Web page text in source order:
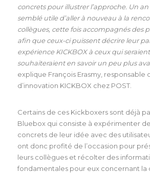
concrets pour illustrer l’approche. Un an
semblé utile d’aller à nouveau à la
collègues, cette fois accompagnés des
afin que ceux-ci puissent décrire leur
expérience KICKBOX à ceux qui
souhaiteraient en savoir un peu plus
explique François Erasmy, responsable
d’innovation KICKBOX chez POST.
Certains de ces Kickboxers sont déjà
Bluebox qui consiste à expérimenter
concrets de leur idée avec des
ont donc profité de l’occasion pour
leurs collègues et récolter des
fondamentales pour eux concernant la